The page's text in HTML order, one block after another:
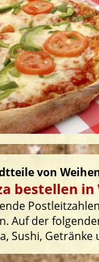
von
bestellen in
Auf der
Sushi, Getränke